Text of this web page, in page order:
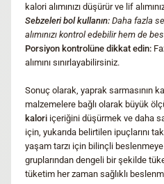
kalori alımınızı düşürür ve lif
Sebzeleri bol kullanın: Daha fazla
alımınızı kontrol edebilir hem de
Porsiyon kontrolüne dikkat edin:
alımını sınırlayabilirsiniz.
Sonuç olarak, yaprak sarmasının
malzemelere bağlı olarak büyük
kalori içeriğini düşürmek ve daha
için, yukarıda belirtilen ipuçlarını
yaşam tarzı için bilinçli
gruplarından dengeli bir şekilde
tüketim her zaman sağlıklı